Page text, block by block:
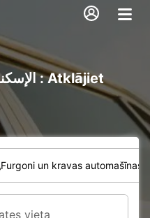
Furgoni un kravas automašīnas